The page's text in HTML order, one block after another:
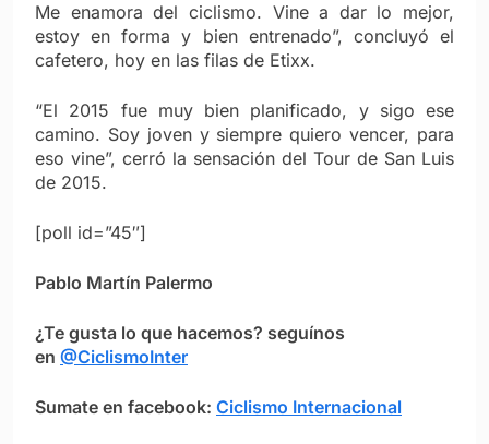
Me enamora del ciclismo. Vine a dar lo mejor,
estoy en forma y bien entrenado”, concluyó el
cafetero, hoy en las filas de Etixx.
“El 2015 fue muy bien planificado, y sigo ese
camino. Soy joven y siempre quiero vencer, para
eso vine”, cerró la sensación del Tour de San Luis
de 2015.
[poll id=”45″]
Pablo Martín Palermo
¿Te gusta lo que hacemos? seguínos
en @CiclismoInter
Sumate en facebook: Ciclismo Internacional